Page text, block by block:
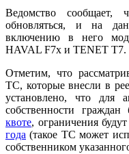
Ведомство сообщает,
обновляться, и на
включению в него
HAVAL F7x и TENET T7.
Отметим, что
ТС, которые внесли в
установлено, что для
собственности
квоте, ограничения
года (такое ТС может
собственником